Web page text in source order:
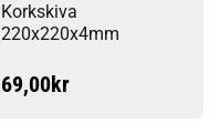
Korkskiva
220x220x4mm
69,00kr